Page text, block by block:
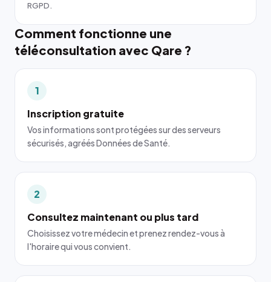
RGPD.
Comment fonctionne une
téléconsultation avec Qare ?
1
Inscription gratuite
Vos informations sont protégées sur des serveurs
sécurisés, agréés Données de Santé.
2
Consultez maintenant ou plus tard
Choisissez votre médecin et prenez rendez-vous à
l'horaire qui vous convient.